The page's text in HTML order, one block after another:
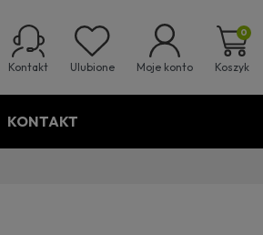
Kontakt Ulubione Moje konto Koszyk
0
KONTAKT